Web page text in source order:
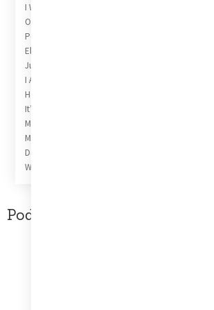
I Want To Be Free
Obsolete
Pop Star
Elocution Lesson
Jungles Of Jupiter
I Am
Happy Ever After?
It’s A Mystery
Masai Boy
Marionette
Demolition Men
We Are
Podobne produkty